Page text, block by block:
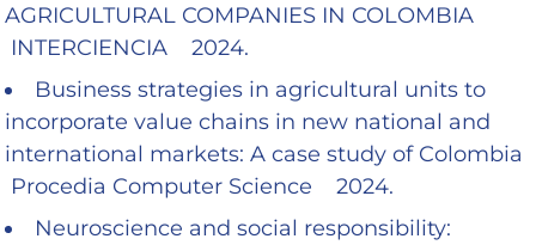
AGRICULTURAL COMPANIES IN COLOMBIA
INTERCIENCIA 2024.
Business strategies in agricultural units to
incorporate value chains in new national and
international markets: A case study of Colombia
Procedia Computer Science 2024.
Neuroscience and social responsibility: